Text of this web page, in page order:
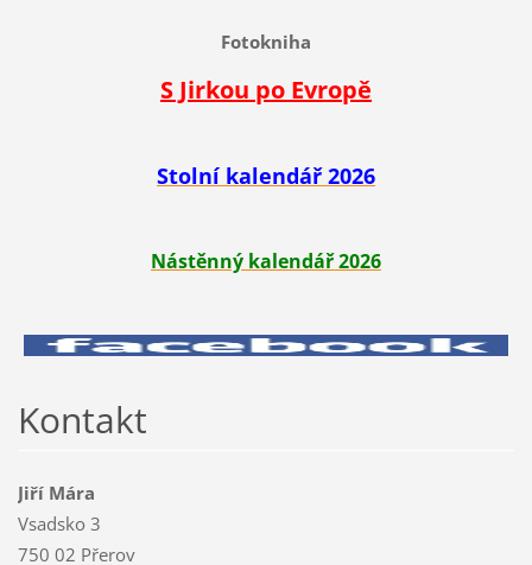
Fotokniha
S Jirkou po Evropě
Stolní kalendář 2026
Nástěnný kalendář 2026
Kontakt
Jiří Mára
Vsadsko 3
750 02 Přerov